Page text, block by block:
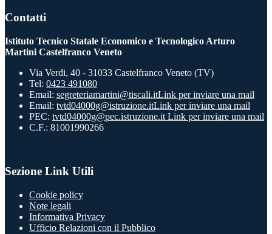
Contatti
Istituto Tecnico Statale Economico e Tecnologico Arturo
Martini Castelfranco Veneto
Via Verdi, 40 - 31033 Castelfranco Veneto (TV)
Tel: 0423 491080
Email: segreteriamartini@tiscali.itLink per inviare una mail
Email: tvtd04000g@istruzione.itLink per inviare una mail
PEC: tvtd04000g@pec.istruzione.it Link per inviare una mail
C.F.: 81001990266
Sezione Link Utili
Cookie policy
Note legali
Informativa Privacy
Ufficio Relazioni con il Pubblico